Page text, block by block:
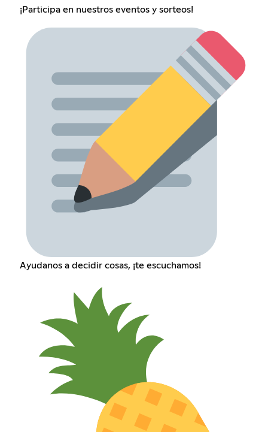
¡Participa en nuestros eventos y sorteos!
Ayudanos a decidir cosas, ¡te escuchamos!